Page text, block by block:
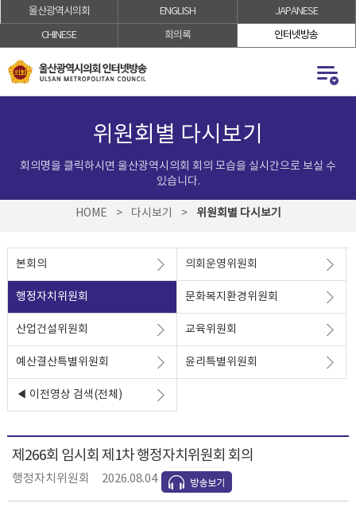
가
가
울산광역시의회 ENGLISH
JAPANESE
CHINESE
회의록 인터넷방송
위원회별 다시보기
회의명을 클릭하시면 울산광역시의회 회의 모습을 실시간으로 보실 수
있습니다.
HOME > 다시보기 > 위원회별 다시보기
본회의 의회운영위원회
행정자치위원회 문화복지환경위원회
산업건설위원회 교육위원회
예산결산특별위원회 윤리특별위원회
◀ 이전영상 검색(전체)
제266회 임시회 제1차 행정자치위원회 회의
행정자치위원회 2026.08.04